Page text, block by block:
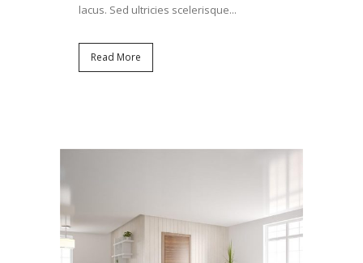
lacus. Sed ultricies scelerisque...
Read More